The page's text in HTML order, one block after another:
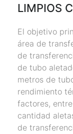
LIMPIOS
El objetivo
área de
de
de tubo
metros de
rendimiento
factores,
cantidad
de